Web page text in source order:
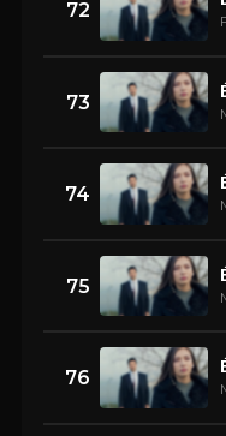
72
73
74
75
76